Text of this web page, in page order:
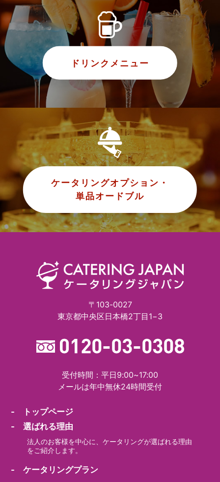
ドリンクメニュー
ケータリングオプション・
単品オードブル
〒103-0027
東京都中央区日本橋2丁目1−3
受付時間：平日9:00~17:00
メールは年中無休24時間受付
- トップページ
- 選ばれる理由
法人のお客様を中心に、ケータリングが選ばれる理由
をご紹介します。
- ケータリングプラン